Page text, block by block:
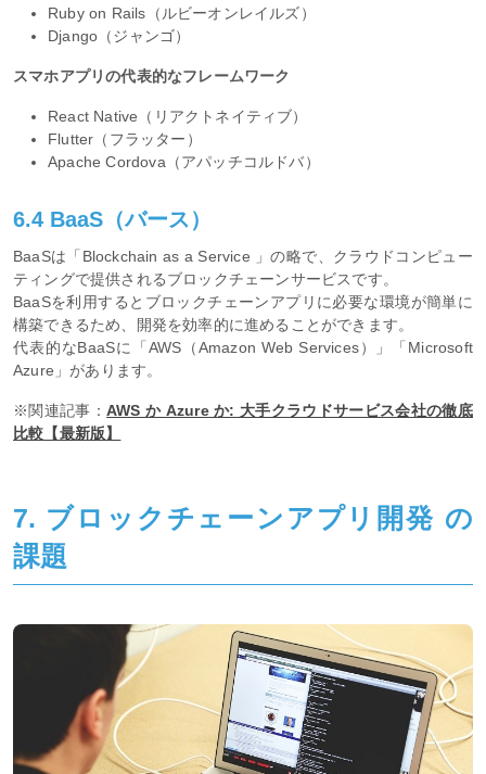
Ruby on Rails（ルビーオンレイルズ）
Django（ジャンゴ）
スマホアプリの代表的なフレームワーク
React Native（リアクトネイティブ）
Flutter（フラッター）
Apache Cordova（アパッチコルドバ）
6.4 BaaS（バース）
BaaSは「Blockchain as a Service 」の略で、クラウドコンピュー
ティングで提供されるブロックチェーンサービスです。
BaaSを利用するとブロックチェーンアプリに必要な環境が簡単に
構築できるため、開発を効率的に進めることができます。
代表的なBaaSに「AWS（Amazon Web Services）」「Microsoft
Azure」があります。
※関連記事：AWS か Azure か: 大手クラウドサービス会社の徹底
比較【最新版】
7. ブロックチェーンアプリ開発 の
課題